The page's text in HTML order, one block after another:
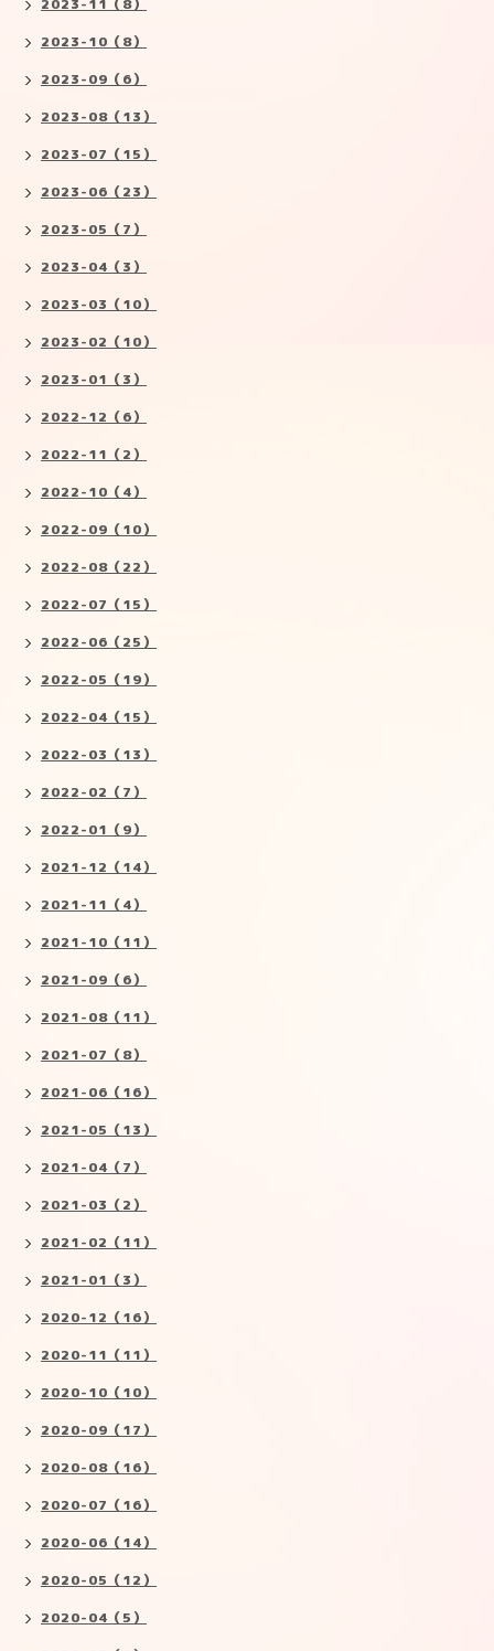
2023-11（8）
2023-10（8）
2023-09（6）
2023-08（13）
2023-07（15）
2023-06（23）
2023-05（7）
2023-04（3）
2023-03（10）
2023-02（10）
2023-01（3）
2022-12（6）
2022-11（2）
2022-10（4）
2022-09（10）
2022-08（22）
2022-07（15）
2022-06（25）
2022-05（19）
2022-04（15）
2022-03（13）
2022-02（7）
2022-01（9）
2021-12（14）
2021-11（4）
2021-10（11）
2021-09（6）
2021-08（11）
2021-07（8）
2021-06（16）
2021-05（13）
2021-04（7）
2021-03（2）
2021-02（11）
2021-01（3）
2020-12（16）
2020-11（11）
2020-10（10）
2020-09（17）
2020-08（16）
2020-07（16）
2020-06（14）
2020-05（12）
2020-04（5）